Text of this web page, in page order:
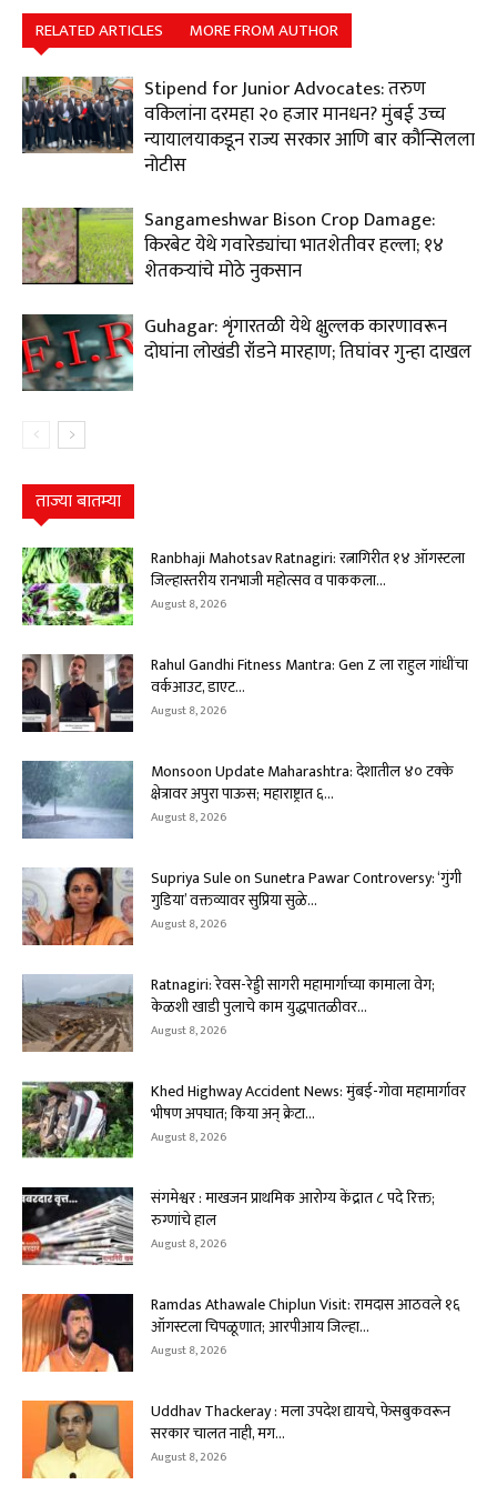
RELATED ARTICLES MORE FROM AUTHOR
Stipend for Junior Advocates: तरुण
वकिलांना दरमहा ₹२० हजार मानधन? मुंबई उच्च
न्यायालयाकडून राज्य सरकार आणि बार कौन्सिलला
नोटीस
Sangameshwar Bison Crop Damage:
किरबेट येथे गवारेड्यांचा भातशेतीवर हल्ला; १४
शेतकऱ्यांचे मोठे नुकसान
Guhagar: शृंगारतळी येथे क्षुल्लक कारणावरून
दोघांना लोखंडी रॉडने मारहाण; तिघांवर गुन्हा दाखल
ताज्या बातम्या
Ranbhaji Mahotsav Ratnagiri: रत्नागिरीत १४ ऑगस्टला
जिल्हास्तरीय रानभाजी महोत्सव व पाककला...
August 8, 2026
Rahul Gandhi Fitness Mantra: Gen Z ला राहुल गांधींचा
वर्कआउट, डाएट...
August 8, 2026
Monsoon Update Maharashtra: देशातील ४० टक्के
क्षेत्रावर अपुरा पाऊस; महाराष्ट्रात ६...
August 8, 2026
Supriya Sule on Sunetra Pawar Controversy: ‘गुंगी
गुडिया’ वक्तव्यावर सुप्रिया सुळे...
August 8, 2026
Ratnagiri: रेवस-रेड्डी सागरी महामार्गाच्या कामाला वेग;
केळशी खाडी पुलाचे काम युद्धपातळीवर...
August 8, 2026
Khed Highway Accident News: मुंबई-गोवा महामार्गावर
भीषण अपघात; किया अन् क्रेटा...
August 8, 2026
संगमेश्वर : माखजन प्राथमिक आरोग्य केंद्रात ८ पदे रिक्त;
रुग्णांचे हाल
August 8, 2026
Ramdas Athawale Chiplun Visit: रामदास आठवले १६
ऑगस्टला चिपळूणात; आरपीआय जिल्हा...
August 8, 2026
Uddhav Thackeray : मला उपदेश द्यायचे, फेसबुकवरून
सरकार चालत नाही, मग...
August 8, 2026